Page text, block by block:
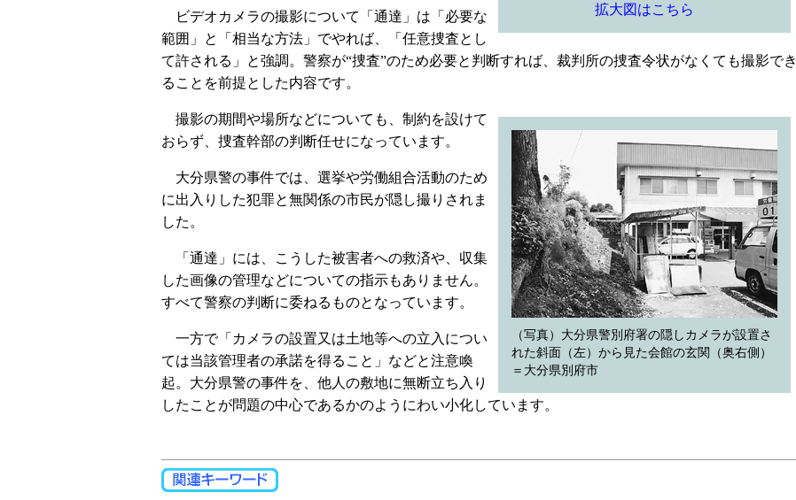
拡大図はこちら
ビデオカメラの撮影について「通達」は「必要な
範囲」と「相当な方法」でやれば、「任意捜査とし
て許される」と強調。警察が“捜査”のため必要と判断すれば、裁判所の捜査令状がなくても撮影でき
ることを前提とした内容です。
（写真）大分県警別府署の隠しカメラが設置さ
れた斜面（左）から見た会館の玄関（奥右側）
＝大分県別府市
撮影の期間や場所などについても、制約を設けて
おらず、捜査幹部の判断任せになっています。
大分県警の事件では、選挙や労働組合活動のため
に出入りした犯罪と無関係の市民が隠し撮りされま
した。
「通達」には、こうした被害者への救済や、収集
した画像の管理などについての指示もありません。
すべて警察の判断に委ねるものとなっています。
一方で「カメラの設置又は土地等への立入につい
ては当該管理者の承諾を得ること」などと注意喚
起。大分県警の事件を、他人の敷地に無断立ち入り
したことが問題の中心であるかのようにわい小化しています。